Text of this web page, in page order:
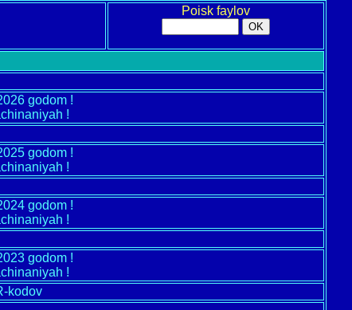
Poisk faylov
godom !
!
godom !
!
godom !
!
godom !
!
kodov